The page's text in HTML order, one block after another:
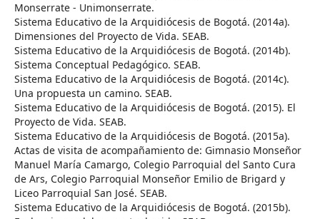
Monserrate - Unimonserrate.
Sistema Educativo de la Arquidiócesis de Bogotá. (2014a).
Dimensiones del Proyecto de Vida. SEAB.
Sistema Educativo de la Arquidiócesis de Bogotá. (2014b).
Sistema Conceptual Pedagógico. SEAB.
Sistema Educativo de la Arquidiócesis de Bogotá. (2014c).
Una propuesta un camino. SEAB.
Sistema Educativo de la Arquidiócesis de Bogotá. (2015). El
Proyecto de Vida. SEAB.
Sistema Educativo de la Arquidiócesis de Bogotá. (2015a).
Actas de visita de acompañamiento de: Gimnasio Monseñor
Manuel María Camargo, Colegio Parroquial del Santo Cura
de Ars, Colegio Parroquial Monseñor Emilio de Brigard y
Liceo Parroquial San José. SEAB.
Sistema Educativo de la Arquidiócesis de Bogotá. (2015b).